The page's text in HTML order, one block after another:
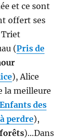
et ce sont
offert ses
Triet
(Pris de
), Alice
la meilleure
des
perdre),
)…Dans